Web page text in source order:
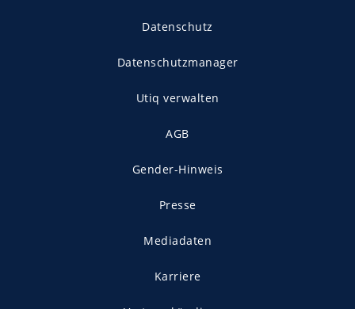
Datenschutz
Datenschutzmanager
Utiq verwalten
AGB
Gender-Hinweis
Presse
Mediadaten
Karriere